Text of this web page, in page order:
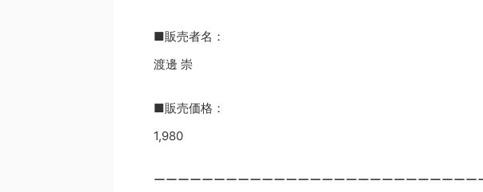
■販売者名：
渡邊 崇
■販売価格：
1,980
ーーーーーーーーーーーーーーーーーーーーーーーーーーー